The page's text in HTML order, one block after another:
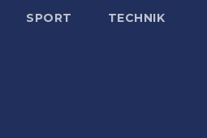
SPORT TECHNIK